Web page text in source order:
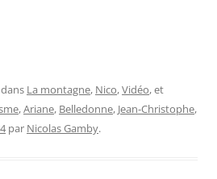
La montagne, Nico,Vidéo, et
,Ariane, Belledonne, Jean-Christophe,
par Nicolas Gamby.